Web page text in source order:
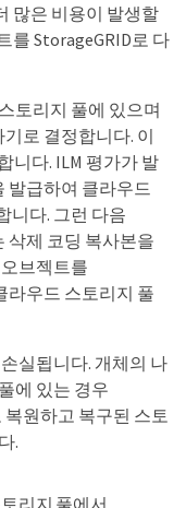
많은 비용이 발생할
를 StorageGRID로 다
토리지 풀에 있으며
로 결정합니다. 이
니다. ILM 평가가 발
발급하여 클라우드
니다. 그런 다음
삭제 코딩 복사본을
브젝트를
라우드 스토리지 풀
실됩니다. 개체의 나
에 있는 경우
원하고 복구된 스토
.
리지 풀에서